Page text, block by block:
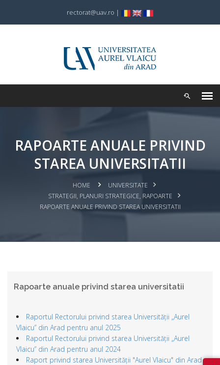
rectorat@uav.ro |
RAPOARTE ANUALE PRIVIND
STAREA UNIVERSITATII
HOME
UNIVERSITATE
STRATEGII, PLANURI STRATEGICE, RAPOARTE
RAPOARTE ANUALE PRIVIND STAREA UNIVERSITATII
Rapoarte anuale privind starea universitatii
Raportul Rectorului privind starea Universității „Aurel
Vlaicu” din Arad pentru anul 2025
Raportul Rectorului privind starea Universității „Aurel
Vlaicu” din Arad pentru anul 2024
Raport privind starea Universității "Aurel Vlaicu" din Arad